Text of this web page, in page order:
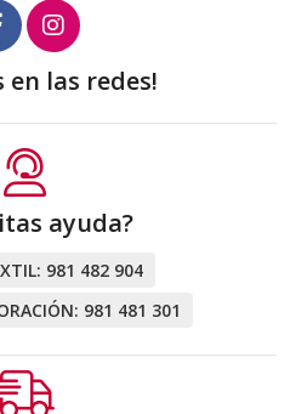
en las redes!
ayuda?
981 482 904
981 481 301